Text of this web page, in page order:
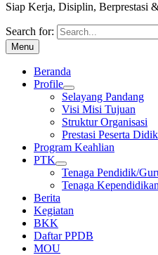
Siap Kerja, Disiplin, Berprestasi
Search for:
Menu
Beranda
Profile
Selayang Pandang
Visi Misi Tujuan
Struktur Organisasi
Prestasi Peserta Didik
Program Keahlian
PTK
Tenaga Pendidik/
Tenaga Kependidikan
Berita
Kegiatan
BKK
Daftar PPDB
MOU